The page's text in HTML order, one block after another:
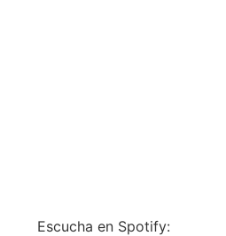
Escucha en Spotify: